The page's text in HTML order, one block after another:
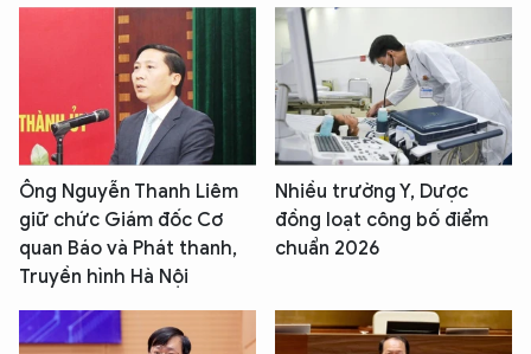
Ông Nguyễn Thanh Liêm
giữ chức Giám đốc Cơ
quan Báo và Phát thanh,
Truyền hình Hà Nội
Nhiều trường Y, Dược
đồng loạt công bố điểm
chuẩn 2026